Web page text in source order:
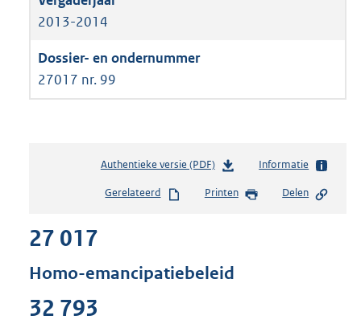
2013-2014
27017 nr. 99
Authentieke versie (PDF)b
s
d
s
Informatie
Gerelateerd Printen Delen
27 017
Homo-emancipatiebeleid
32 793